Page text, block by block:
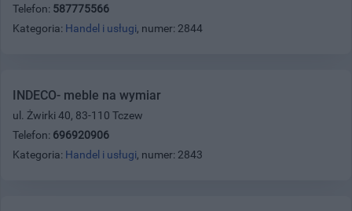
Telefon: 587775566
Kategoria: Handel i usługi, numer: 2844
INDECO- meble na wymiar
ul. Żwirki 40, 83-110 Tczew
Telefon: 696920906
Kategoria: Handel i usługi, numer: 2843